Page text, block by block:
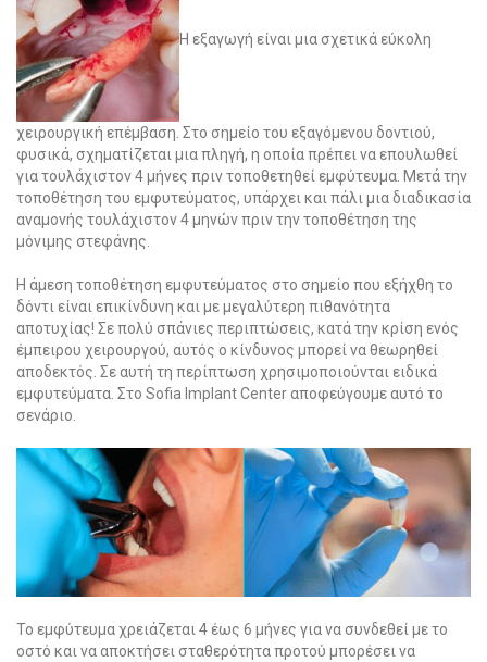
Η εξαγωγή είναι μια σχετικά εύκολη
χειρουργική επέμβαση. Στο σημείο του εξαγόμενου δοντιού,
φυσικά, σχηματίζεται μια πληγή, η οποία πρέπει να επουλωθεί
για τουλάχιστον 4 μήνες πριν τοποθετηθεί εμφύτευμα. Μετά την
τοποθέτηση του εμφυτεύματος, υπάρχει και πάλι μια διαδικασία
αναμονής τουλάχιστον 4 μηνών πριν την τοποθέτηση της
μόνιμης στεφάνης.
Η άμεση τοποθέτηση εμφυτεύματος στο σημείο που εξήχθη το
δόντι είναι επικίνδυνη και με μεγαλύτερη πιθανότητα
αποτυχίας! Σε πολύ σπάνιες περιπτώσεις, κατά την κρίση ενός
έμπειρου χειρουργού, αυτός ο κίνδυνος μπορεί να θεωρηθεί
αποδεκτός. Σε αυτή τη περίπτωση χρησιμοποιούνται ειδικά
εμφυτεύματα. Στο Sofia Implant Center αποφεύγουμε αυτό το
σενάριο.
Το εμφύτευμα χρειάζεται 4 έως 6 μήνες για να συνδεθεί με το
οστό και να αποκτήσει σταθερότητα προτού μπορέσει να